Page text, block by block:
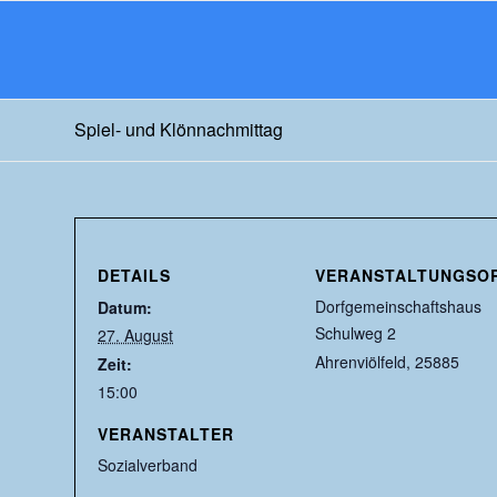
Spiel- und Klönnachmittag
DETAILS
Datum:
27. August
Zeit:
15:00
Dorfgemeinschaftshaus
Schulweg 2
Ahrenviölfeld, 25885
VERANSTALTER
Sozialverband